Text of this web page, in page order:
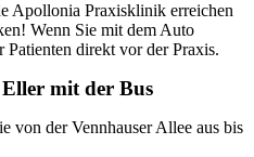
Apollonia Praxisklinik erreichen
Wenn Sie mit dem Auto
direkt vor der Praxis.
mit der Bus
von der Vennhauser Allee aus bis